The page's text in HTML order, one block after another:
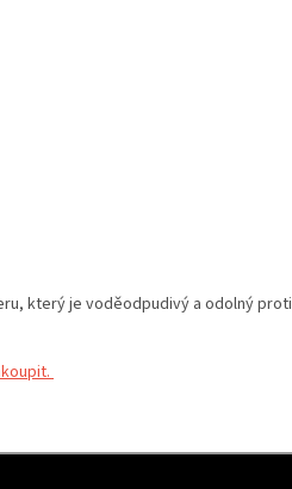
který je voděodpudivý a odolný proti